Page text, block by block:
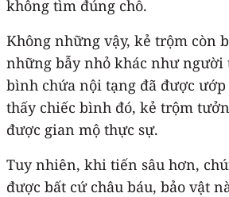
không tìm đúng chỗ.
Không những vậy, kẻ trộm còn
những bẫy nhỏ khác như người
bình chứa nội tạng đã được
thấy chiếc bình đó, kẻ trộm
được gian mộ thực sự.
Tuy nhiên, khi tiến sâu hơn,
được bất cứ châu báu, bảo vật